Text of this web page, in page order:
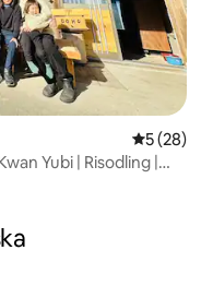
5 av 5 i
5 (28)
Yubi | Risodling |